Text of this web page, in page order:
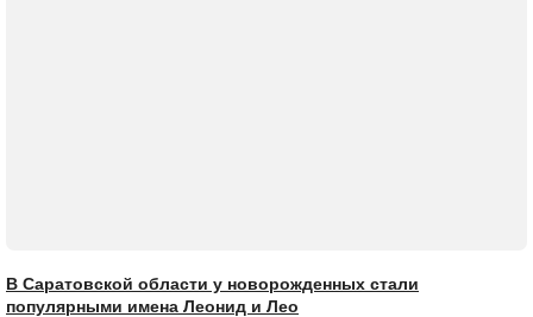
В Саратовской области у новорожденных стали
популярными имена Леонид и Лео